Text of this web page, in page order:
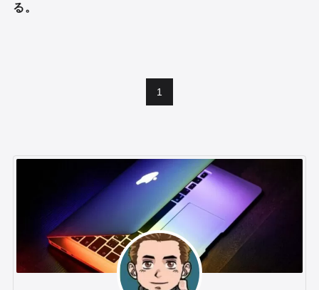
る。
1